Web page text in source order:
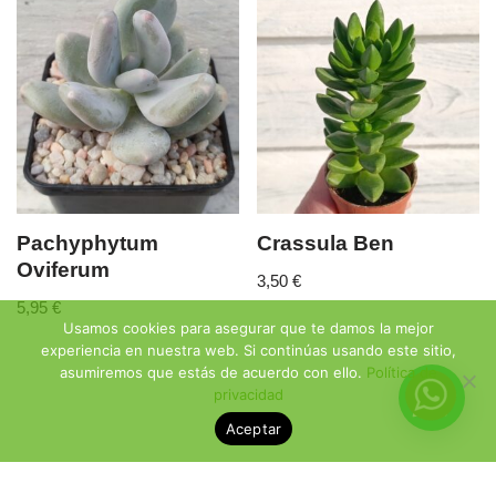
Pachyphytum
Oviferum
5,95 €
Crassula Ben
3,50€
Usamos cookies para asegurar que te damos la mejor
experiencia en nuestra web. Si continúas usando este sitio,
asumiremos que estás de acuerdo con ello. Política de
privacidad
Aceptar